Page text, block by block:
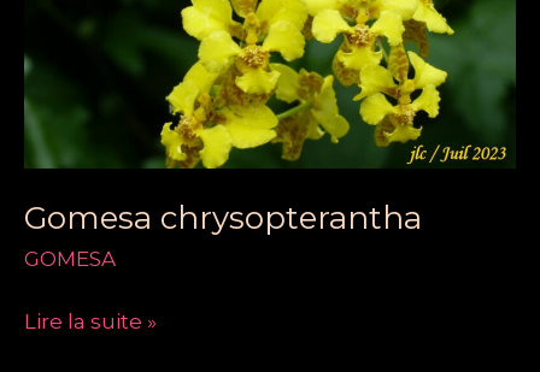
Gomesa chrysopterantha
GOMESA
Lire la suite »